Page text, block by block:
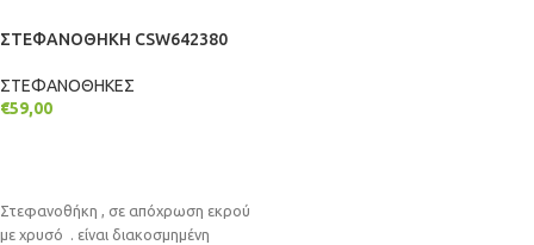
ΣΤΕΦΑΝΟΘΗΚΗ CSW642380
ΣΤΕΦΑΝΟΘΗΚΕΣ
€59,00
Στεφανοθήκη , σε απόχρωση εκρού
με χρυσό . είναι διακοσμημένη